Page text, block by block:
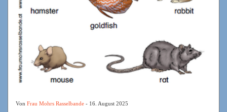
Von Frau Mohrs Rasselbande - 16. August 2025